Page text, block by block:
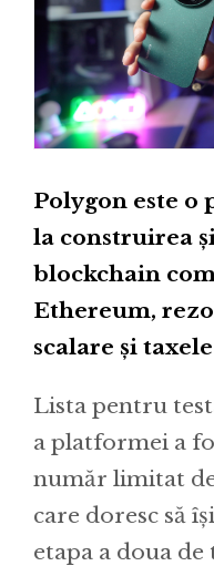
Polygon este o
la construirea
blockchain
Ethereum,
scalare și
Lista pentru
a platformei a
număr limitat
care doresc să
etapa a doua